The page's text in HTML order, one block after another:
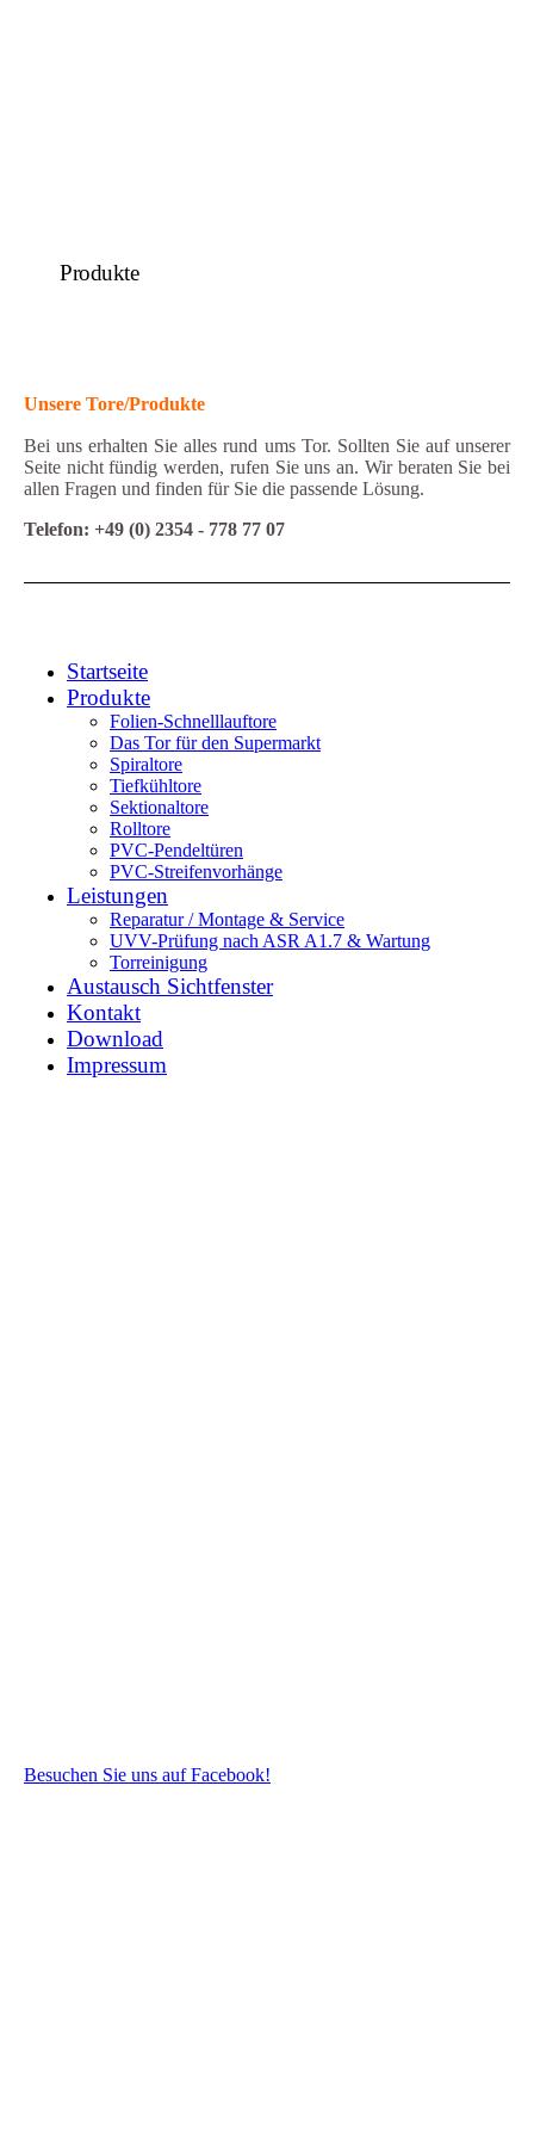
Produkte
Unsere Tore/Produkte
Bei uns erhalten Sie alles rund ums Tor. Sollten Sie auf unserer
Seite nicht fündig werden, rufen Sie uns an. Wir beraten Sie bei
allen Fragen und finden für Sie die passende Lösung.
Telefon: +49 (0) 2354 - 778 77 07
Startseite
Produkte
Folien-Schnelllauftore
Das Tor für den Supermarkt
Spiraltore
Tiefkühltore
Sektionaltore
Rolltore
PVC-Pendeltüren
PVC-Streifenvorhänge
Leistungen
Reparatur / Montage & Service
UVV-Prüfung nach ASR A1.7 & Wartung
Torreinigung
Austausch Sichtfenster
Kontakt
Download
Impressum
Besuchen Sie uns auf Facebook!